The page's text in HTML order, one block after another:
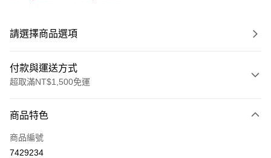
請選擇商品選項
付款與運送方式
超取滿NT$1,500免運
信用卡一次付款
超商取貨付款
商品特色
商品編號
7429234